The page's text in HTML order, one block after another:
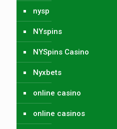
nysp
NYspins
NYSpins Casino
Nyxbets
online casino
online casinos